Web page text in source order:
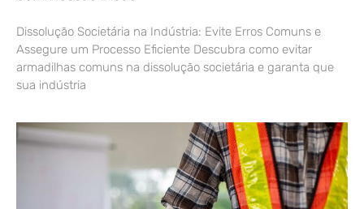
Dissolução Societária na Indústria: Evite Erros Comuns e
Assegure um Processo Eficiente Descubra como evitar
armadilhas comuns na dissolução societária e garanta que
sua indústria